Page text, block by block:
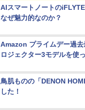
AIスマートノートの
なぜ魅力的なのか？
Amazon プライムデー過
ロジェクター3モデルを使
鳥肌ものの「DENON
した！